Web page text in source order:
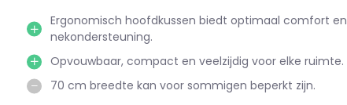
Ergonomisch hoofdkussen biedt optimaal comfort en
nekondersteuning.
Opvouwbaar, compact en veelzijdig voor elke ruimte.
70 cm breedte kan voor sommigen beperkt zijn.